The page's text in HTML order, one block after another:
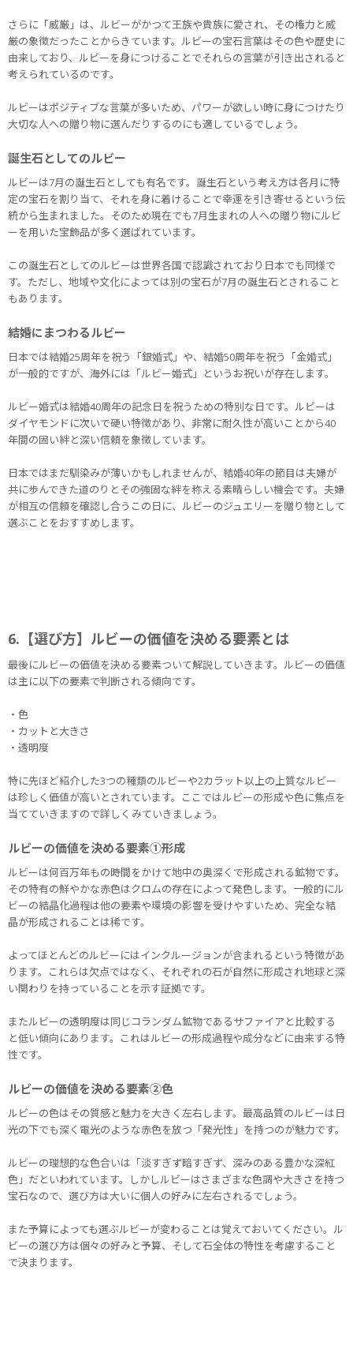
さらに「威厳」は、ルビーがかつて王族や貴族に愛され、その権力と威
厳の象徴だったことからきています。ルビーの宝石言葉はその色や歴史に
由来しており、ルビーを身につけることでそれらの言葉が引き出されると
考えられているのです。
ルビーはポジティブな言葉が多いため、パワーが欲しい時に身につけたり
大切な人への贈り物に選んだりするのにも適しているでしょう。
誕生石としてのルビー
ルビーは7月の誕生石としても有名です。誕生石という考え方は各月に特
定の宝石を割り当て、それを身に着けることで幸運を引き寄せるという伝
統から生まれました。そのため現在でも7月生まれの人への贈り物にルビ
ーを用いた宝飾品が多く選ばれています。
この誕生石としてのルビーは世界各国で認識されており日本でも同様で
す。ただし、地域や文化によっては別の宝石が7月の誕生石とされること
もあります。
結婚にまつわるルビー
日本では結婚25周年を祝う「銀婚式」や、結婚50周年を祝う「金婚式」
が一般的ですが、海外には「ルビー婚式」というお祝いが存在します。
ルビー婚式は結婚40周年の記念日を祝うための特別な日です。ルビーは
ダイヤモンドに次いで硬い特徴があり、非常に耐久性が高いことから40
年間の固い絆と深い信頼を象徴しています。
日本ではまだ馴染みが薄いかもしれませんが、結婚40年の節目は夫婦が
共に歩んできた道のりとその強固な絆を称える素晴らしい機会です。夫婦
が相互の信頼を確認し合うこの日に、ルビーのジュエリーを贈り物として
選ぶことをおすすめします。
6.【選び方】ルビーの価値を決める要素とは
最後にルビーの価値を決める要素ついて解説していきます。ルビーの価値
は主に以下の要素で判断される傾向です。
・色
・カットと大きさ
・透明度
特に先ほど紹介した3つの種類のルビーや2カラット以上の上質なルビー
は珍しく価値が高いとされています。ここではルビーの形成や色に焦点を
当てていきますので詳しくみていきましょう。
ルビーの価値を決める要素①形成
ルビーは何百万年もの時間をかけて地中の奥深くで形成される鉱物です。
その特有の鮮やかな赤色はクロムの存在によって発色します。一般的にル
ビーの結晶化過程は他の要素や環境の影響を受けやすいため、完全な結
晶が形成されることは稀です。
よってほとんどのルビーにはインクルージョンが含まれるという特徴があ
ります。これらは欠点ではなく、それぞれの石が自然に形成され地球と深
い関わりを持っていることを示す証拠です。
またルビーの透明度は同じコランダム鉱物であるサファイアと比較する
と低い傾向にあります。これはルビーの形成過程や成分などに由来する特
性です。
ルビーの価値を決める要素②色
ルビーの色はその質感と魅力を大きく左右します。最高品質のルビーは日
光の下でも深く電光のような赤色を放つ「発光性」を持つのが魅力です。
ルビーの理想的な色合いは「淡すぎず暗すぎず、深みのある豊かな深紅
色」だといわれています。しかしルビーはさまざまな色調や大きさを持つ
宝石なので、選び方は大いに個人の好みに左右されるでしょう。
また予算によっても選ぶルビーが変わることは覚えておいてください。ル
ビーの選び方は個々の好みと予算、そして石全体の特性を考慮すること
で決まります。